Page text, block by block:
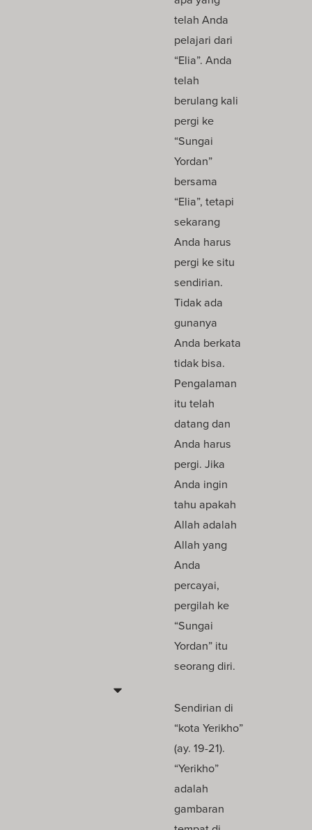
telah Anda
pelajari dari
“Elia”. Anda
telah
berulang kali
pergi ke
“Sungai
Yordan”
bersama
“Elia”, tetapi
sekarang
Anda harus
pergi ke situ
sendirian.
Tidak ada
gunanya
Anda berkata
tidak bisa.
Pengalaman
itu telah
datang dan
Anda harus
pergi. Jika
Anda ingin
tahu apakah
Allah adalah
Allah yang
Anda
percayai,
pergilah ke
“Sungai
Yordan” itu
seorang diri.
Sendirian di
“kota Yerikho”
(ay. 19-21).
“Yerikho”
adalah
gambaran